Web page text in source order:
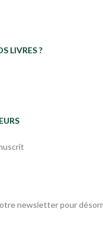
LIVRES ?
newsletter pour